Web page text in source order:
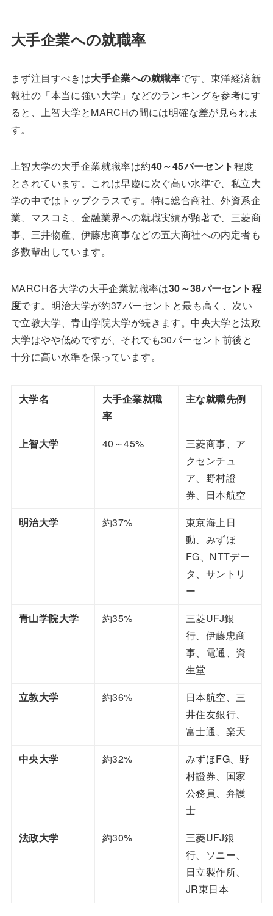
大手企業への就職率
まず注目すべきは大手企業への就職率です。東洋経済新
報社の「本当に強い大学」などのランキングを参考にす
ると、上智大学とMARCHの間には明確な差が見られま
す。
上智大学の大手企業就職率は約40～45パーセント程度
とされています。これは早慶に次ぐ高い水準で、私立大
学の中ではトップクラスです。特に総合商社、外資系企
業、マスコミ、金融業界への就職実績が顕著で、三菱商
事、三井物産、伊藤忠商事などの五大商社への内定者も
多数輩出しています。
MARCH各大学の大手企業就職率は30～38パーセント程
度です。明治大学が約37パーセントと最も高く、次い
で立教大学、青山学院大学が続きます。中央大学と法政
大学はやや低めですが、それでも30パーセント前後と
十分に高い水準を保っています。
大学名
大手企業就職
率
主な就職先例
上智大学 40～45%
三菱商事、ア
クセンチュ
ア、野村證
券、日本航空
明治大学
約37%
東京海上日
動、みずほ
FG、NTTデー
タ、サントリ
ー
青山学院大学
約35%
三菱UFJ銀
行、伊藤忠商
事、電通、資
生堂
立教大学
約36%
日本航空、三
井住友銀行、
富士通、楽天
中央大学
約32%
みずほFG、野
村證券、国家
公務員、弁護
士
法政大学
約30%
三菱UFJ銀
行、ソニー、
日立製作所、
JR東日本